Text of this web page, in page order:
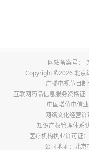
5、寒凉泡水饮
肠通便、加快
群，常见种类
茶、冬瓜茶。
6、发酵类通便
网站备案号：
Copyright ©2026 北京
广播电视节目制
互联网药品信息服务资格证
中国增值电信
网络文化经营许
知识产权管理体系
医疗机构执业许可证：
公司地址：北